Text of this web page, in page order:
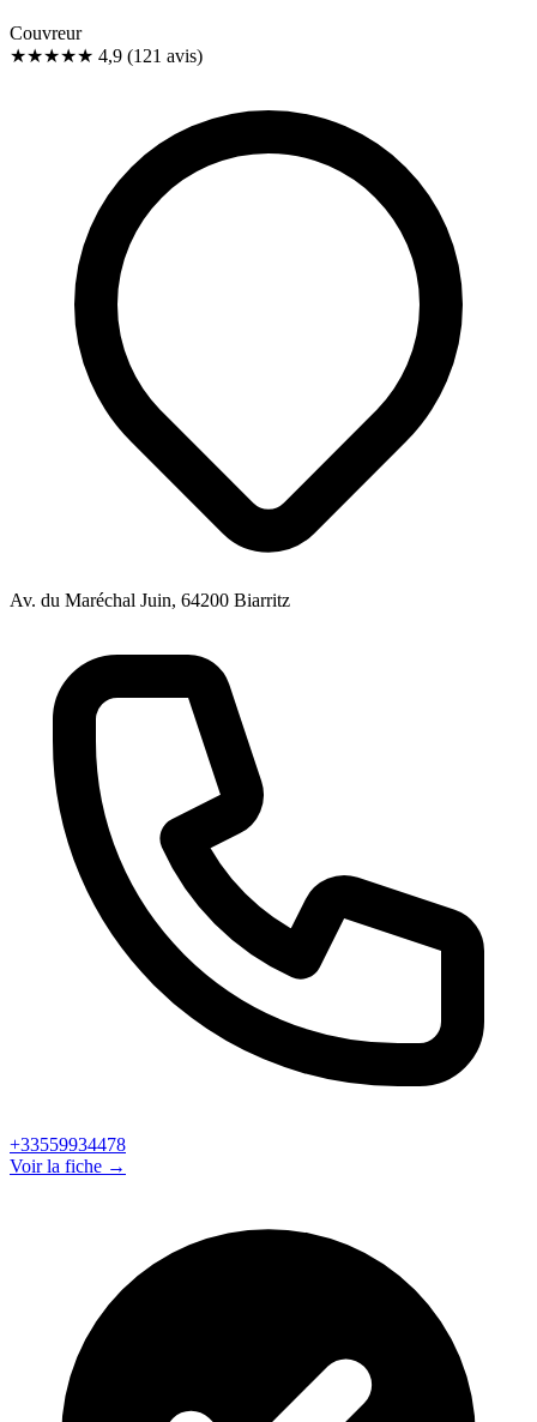
Couvreur
★★★★★ 4,9 (121 avis)
Av. du Maréchal Juin, 64200 Biarritz
+33559934478
Voir la fiche →